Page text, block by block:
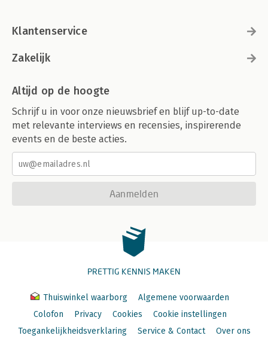
Klantenservice
Zakelijk
Altijd op de hoogte
Schrijf u in voor onze nieuwsbrief en blijf up-to-date
met relevante interviews en recensies, inspirerende
events en de beste acties.
Aanmelden
PRETTIG KENNIS MAKEN
Thuiswinkel waarborg
Algemene voorwaarden
Colofon
Privacy Cookies
Cookie instellingen
Toegankelijkheidsverklaring
Service & Contact Over ons